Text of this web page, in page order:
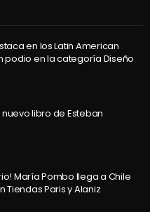
en los Latin American
podio en la categoría Diseño
nuevo libro de Esteban
María Pombo llega a Chile
Paris y Alaniz